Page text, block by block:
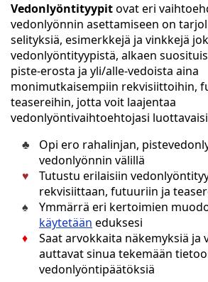
Vedonlyöntityypitovat eri
vedonlyönnin asettamiseen on
selityksiä, esimerkkejä ja vinkkejä
vedonlyöntityypistä, alkaen
piste-erosta ja yli/alle-vedoista aina
monimutkaisempiin rekvisiittoihin,
teasereihin, jotta voit laajentaa
vedonlyöntivaihtoehtojasi
Opi ero rahalinjan,
vedonlyönnin välillä
Tutustu erilaisiin
rekvisiittaan, futuuriin ja
Ymmärrä eri kertoimien
käytetään eduksesi
Saat arvokkaita näkemyksiä ja
auttavat sinua tekemään
vedonlyöntipäätöksiä